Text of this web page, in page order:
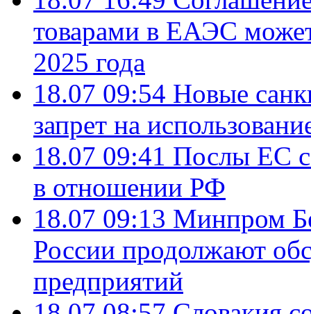
товарами в ЕАЭС
2025 года
18.07 09:54 Новые
запрет на
18.07 09:41 Послы ЕС
в отношении РФ
18.07 09:13 Минпром
России продолжают
предприятий